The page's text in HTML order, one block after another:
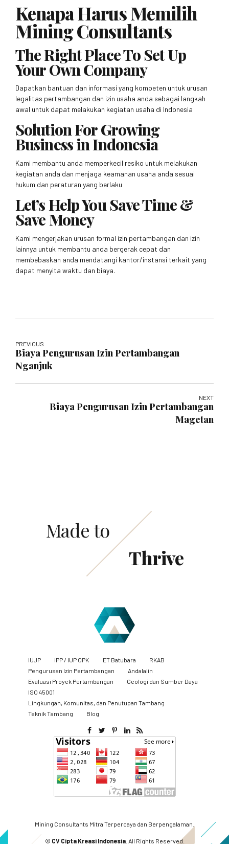
Kenapa Harus Memilih
Mining Consultants
The Right Place To Set Up
Your Own Company
Dapatkan bantuan dan informasi yang kompeten untuk urusan
legalitas pertambangan dan izin usaha anda sebagai langkah
awal untuk dapat melakukan kegiatan usaha di Indonesia
Solution For Growing
Business in Indonesia
Kami membantu anda memperkecil resiko untuk melakukan
kegiatan anda dan menjaga keamanan usaha anda sesuai
hukum dan peraturan yang berlaku
Let’s Help You Save Time &
Save Money
Kami mengerjakan urusan formal izin pertambangan dan izin
lainnya untuk membantu anda bergerak cepat dan
membebaskan anda mendatangi kantor/instansi terkait yang
dapat menyita waktu dan biaya.
PREVIOUS
Biaya Pengurusan Izin Pertambangan
Nganjuk
NEXT
Biaya Pengurusan Izin Pertambangan
Magetan
Made to
Thrive
IUJP IPP / IUP OPK ET Batubara
RKAB
Pengurusan Izin Pertambangan
Andalalin
Evaluasi Proyek Pertambangan
Geologi dan Sumber Daya
ISO 45001
Lingkungan, Komunitas, dan Penutupan Tambang
​Teknik Tambang
Blog
Mining Consultants Mitra Terpercaya dan Berpengalaman.
© CV Cipta Kreasi Indonesia. All Rights Reserved.